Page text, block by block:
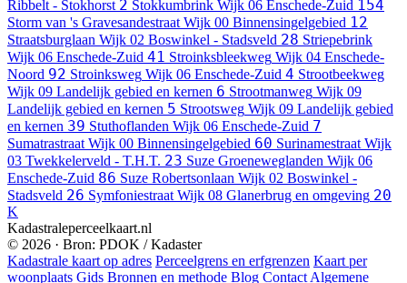
Ribbelt - Stokhorst 2 Stokkumbrink Wijk 06 Enschede-Zuid 154
Storm van 's Gravesandestraat Wijk 00 Binnensingelgebied 12
Straatsburglaan Wijk 02 Boswinkel - Stadsveld 28 Striepebrink
Wijk 06 Enschede-Zuid 41 Stroinksbleekweg Wijk 04 Enschede-
Noord 92 Stroinksweg Wijk 06 Enschede-Zuid 4 Strootbeekweg
Wijk 09 Landelijk gebied en kernen 6 Strootmanweg Wijk 09
Landelijk gebied en kernen 5 Strootsweg Wijk 09 Landelijk gebied
en kernen 39 Stuthoflanden Wijk 06 Enschede-Zuid 7
Sumatrastraat Wijk 00 Binnensingelgebied 60 Surinamestraat Wijk
03 Twekkelerveld - T.H.T. 23 Suze Groeneweglanden Wijk 06
Enschede-Zuid 86 Suze Robertsonlaan Wijk 02 Boswinkel -
Stadsveld 26 Symfoniestraat Wijk 08 Glanerbrug en omgeving 20
K
Kadastraleperceelkaart.nl
© 2026 · Bron: PDOK / Kadaster
Kadastrale kaart op adres Perceelgrens en erfgrenzen Kaart per
woonplaats Gids Bronnen en methode Blog ContactAlgemene